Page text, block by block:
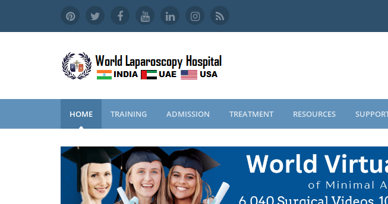
HOME TRAINING ADMISSION TREATMENT RESOURCES